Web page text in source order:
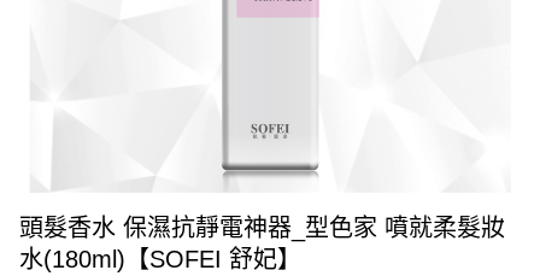
頭髮香水 保濕抗靜電神器_型色家 噴就柔髮妝
水(180ml)【SOFEI 舒妃】